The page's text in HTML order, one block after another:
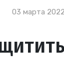
03 марта